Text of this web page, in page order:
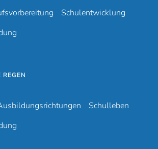
Schulentwicklung
REGEN
Schulleben